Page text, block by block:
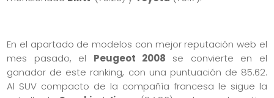
En el apartado de modelos con mejor reputación web el
mes pasado, el Peugeot 2008 se convierte en el
ganador de este ranking, con una puntuación de 85.62.
Al SUV compacto de la compañía francesa le sigue la